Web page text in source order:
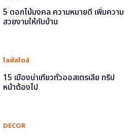
5 ดอกไม้มงคล ความหมายดี เพิ่มความ
สวยงามให้กับบ้าน
ไลฟ์สไตล์
15 เมืองน่าเที่ยวทั่วออสเตรเลีย ทริป
หน้าต้องไป
DECOR